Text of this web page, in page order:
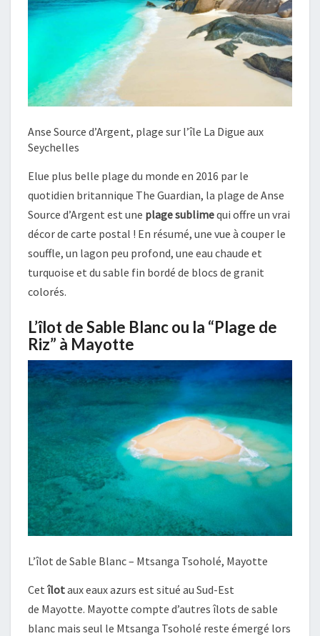
Anse Source d’Argent, plage sur l’île La Digue aux
Seychelles
Elue plus belle plage du monde en 2016 par le
quotidien britannique The Guardian, la plage de Anse
Source d’Argent est une plage sublimequi offre un vrai
décor de carte postal ! En résumé, une vue à couper le
souffle, un lagon peu profond, une eau chaude et
turquoise et du sable fin bordé de blocs de granit
colorés.
L’îlot de Sable Blanc ou la “Plage de
Riz” à Mayotte
L’îlot de Sable Blanc – Mtsanga Tsoholé, Mayotte
Cet îlotaux eaux azurs est situé au Sud-Est
de Mayotte. Mayotte compte d’autres îlots de sable
blanc mais seul le Mtsanga Tsoholé reste émergé lors